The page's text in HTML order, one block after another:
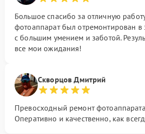
Большое спасибо за отличную
фотоаппарат был отремонтирован в
с большим умением и заботой.
все мои ожидания!
Скворцов Дмитрий
Превосходный ремонт
Оперативно и качественно, как